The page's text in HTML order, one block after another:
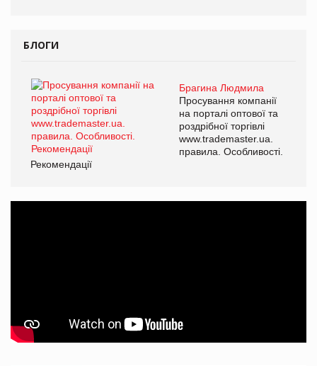
БЛОГИ
Брагина Людмила
Просування компанії
на порталі оптової та
роздрібної торгівлі
www.trademaster.ua.
правила. Особливості.
Рекомендації